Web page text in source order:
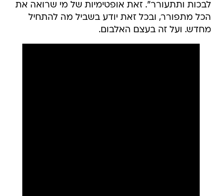
לבכות ותתעורר". זאת אופטימיות של מי שרואה את
הכל מתפורר, ובכל זאת יודע בשביל מה להתחיל
מחדש. ועל זה בעצם האלבום.